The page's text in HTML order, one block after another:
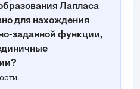
Лапласа
для нахождения
заданной функции,